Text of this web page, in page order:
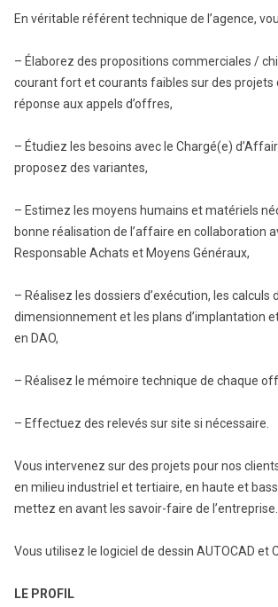
En véritable référent technique de l’agence,
– Élaborez des propositions commerciales /
courant fort et courants faibles sur des projets
réponse aux appels d’offres,
– Étudiez les besoins avec le Chargé(e)
proposez des variantes,
– Estimez les moyens humains et matériels
bonne réalisation de l’affaire en collaboration
Responsable Achats et Moyens Généraux,
– Réalisez les dossiers d’exécution, les calculs
dimensionnement et les plans d’implantation
en DAO,
– Réalisez le mémoire technique de chaque
– Effectuez des relevés sur site si nécessaire.
Vous intervenez sur des projets pour nos
en milieu industriel et tertiaire, en haute et
mettez en avant les savoir-faire de l’entreprise.
Vous utilisez le logiciel de dessin AUTOCAD et
LE PROFIL